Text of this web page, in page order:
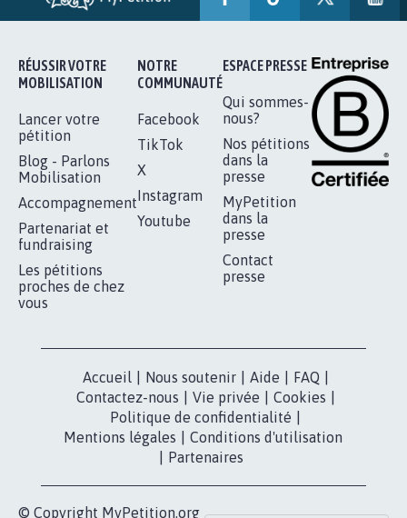
RÉUSSIR VOTRE
MOBILISATION
Lancer votre
pétition
Blog - Parlons
Mobilisation
Accompagnement
Partenariat et
fundraising
Les pétitions
proches de chez
vous
NOTRE
COMMUNAUTÉ
Facebook
TikTok
X
Instagram
Youtube
ESPACE PRESSE
Qui sommes-
nous?
Nos pétitions
dans la
presse
MyPetition
dans la
presse
Contact
presse
Accueil Nous soutenir Aide FAQ
Contactez-nous
Vie privée Cookies
Politique de confidentialité
Mentions légales
Conditions d'utilisation
Partenaires
© Copyright MyPetition.org